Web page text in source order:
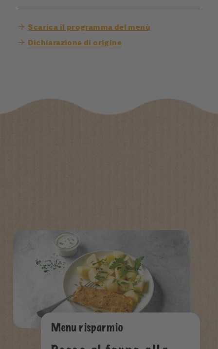
Scarica il programma del menù
Dichiarazione di origine
Menu risparmio